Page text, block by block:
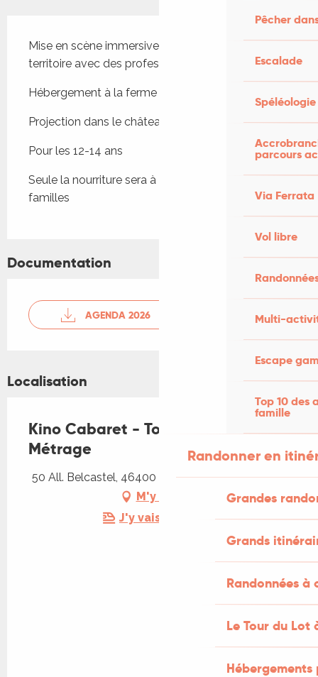
Pêcher
Escalade
Spéléologie
parcours
Via Ferrata
Vol libre
Multi-
Escape
Top 10 des
famille
Randonner en
Grandes
Grands
Randonnées
Le Tour du Lot
Mise en scène immersive dans des châteaux du
territoire avec des professionnels
Hébergement à la ferme des cerisiers
Projection dans le château hanté du 31 octobre
Pour les 12-14 ans
Seule la nourriture sera à la charge financière des
familles
Documentation
AGENDA 2026
Localisation
Kino Cabaret - Tournage Court-
Métrage
50 All. Belcastel, 46400 Saint-Vincent-du-Pendit
M'y rendre
J'y vais en train !